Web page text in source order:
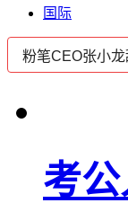
国际
考